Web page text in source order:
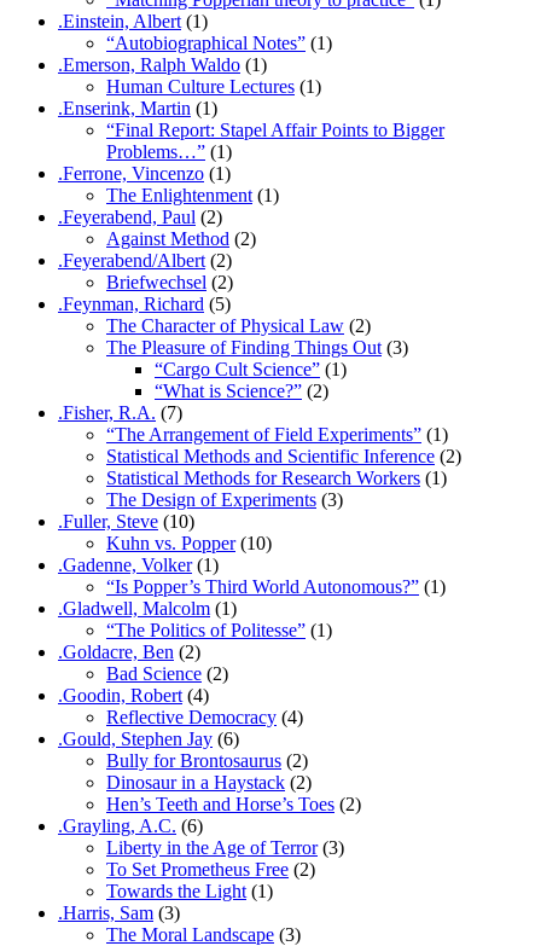
.Einstein, Albert (1)
“Autobiographical Notes” (1)
.Emerson, Ralph Waldo (1)
Human Culture Lectures (1)
.Enserink, Martin (1)
“Final Report: Stapel Affair Points to Bigger
Problems…” (1)
.Ferrone, Vincenzo (1)
The Enlightenment (1)
.Feyerabend, Paul (2)
Against Method (2)
.Feyerabend/Albert (2)
Briefwechsel (2)
.Feynman, Richard (5)
The Character of Physical Law (2)
The Pleasure of Finding Things Out (3)
“Cargo Cult Science” (1)
“What is Science?” (2)
.Fisher, R.A. (7)
“The Arrangement of Field Experiments” (1)
Statistical Methods and Scientific Inference (2)
Statistical Methods for Research Workers (1)
The Design of Experiments (3)
.Fuller, Steve (10)
Kuhn vs. Popper(10)
.Gadenne, Volker(1)
“Is Popper’s Third World Autonomous?” (1)
.Gladwell, Malcolm (1)
“The Politics of Politesse” (1)
.Goldacre, Ben (2)
Bad Science (2)
.Goodin, Robert (4)
Reflective Democracy (4)
.Gould, Stephen Jay (6)
Bully for Brontosaurus (2)
Dinosaur in a Haystack (2)
Hen’s Teeth and Horse’s Toes (2)
.Grayling, A.C. (6)
Liberty in the Age of Terror(3)
To Set Prometheus Free (2)
Towards the Light (1)
.Harris, Sam (3)
The Moral Landscape (3)